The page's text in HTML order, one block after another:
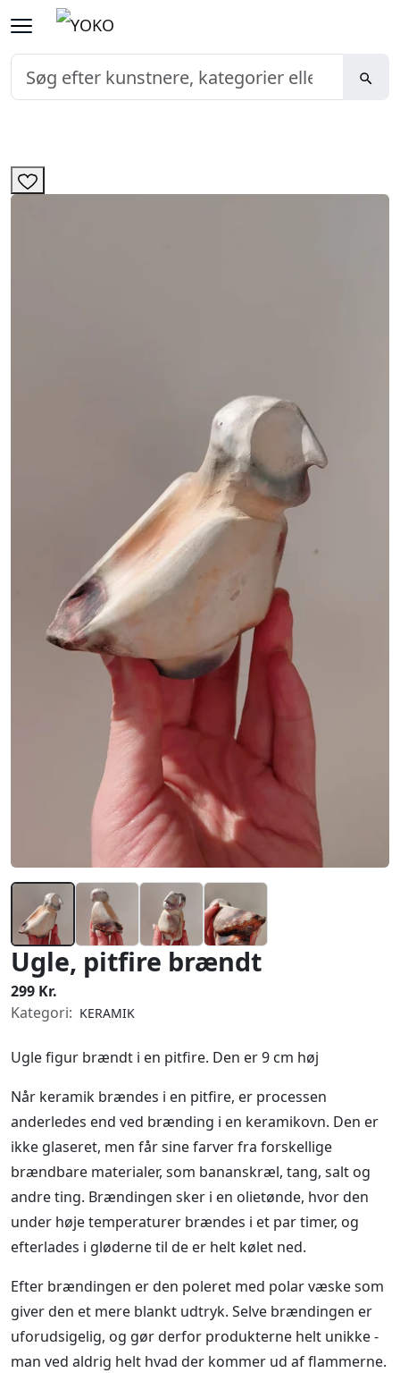
Ugle, pitfire brændt
299 Kr.
Kategori: KERAMIK
Ugle figur brændt i en pitfire. Den er 9 cm høj
Når keramik brændes i en pitfire, er processen
anderledes end ved brænding i en keramikovn. Den er
ikke glaseret, men får sine farver fra forskellige
brændbare materialer, som bananskræl, tang, salt og
andre ting. Brændingen sker i en olietønde, hvor den
under høje temperaturer brændes i et par timer, og
efterlades i gløderne til de er helt kølet ned.
Efter brændingen er den poleret med polar væske som
giver den et mere blankt udtryk. Selve brændingen er
uforudsigelig, og gør derfor produkterne helt unikke -
man ved aldrig helt hvad der kommer ud af flammerne.